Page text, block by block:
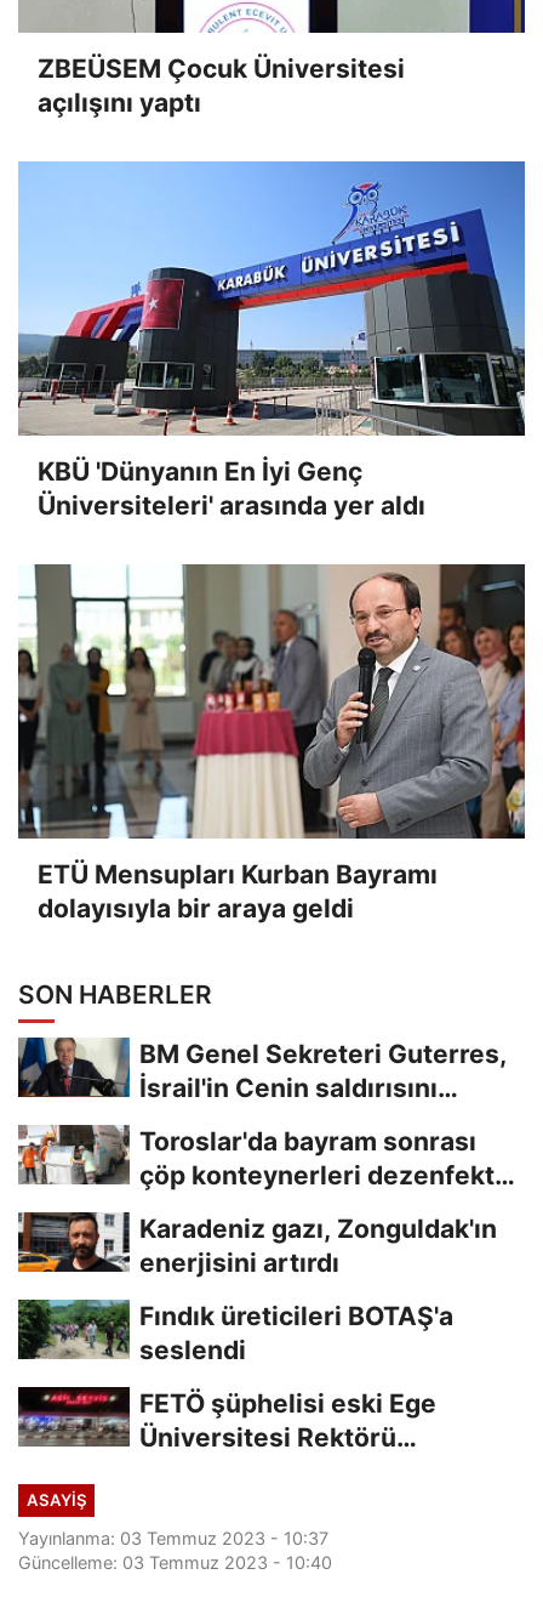
ZBEÜSEM Çocuk Üniversitesi
açılışını yaptı
KBÜ 'Dünyanın En İyi Genç
Üniversiteleri' arasında yer aldı
ETÜ Mensupları Kurban Bayramı
dolayısıyla bir araya geldi
SON HABERLER
BM Genel Sekreteri Guterres,
İsrail'in Cenin saldırısını
Toroslar'da bayram sonrası
çöp konteynerleri dezenfekte
Karadeniz gazı, Zonguldak'ın
enerjisini artırdı
Fındık üreticileri BOTAŞ'a
seslendi
FETÖ şüphelisi eski Ege
Üniversitesi Rektörü
ASAYİŞ
Yayınlanma: 03 Temmuz 2023 - 10:37
Güncelleme: 03 Temmuz 2023 - 10:40